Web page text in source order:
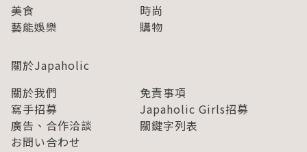
美食
時尚
藝能娛樂
購物
關於Japaholic
關於我們
免責事項
寫手招募
Japaholic Girls招募
廣告、合作洽談
關鍵字列表
お問い合わせ